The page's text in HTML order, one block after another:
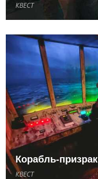
КВЕСТ
Корабль-призрак
КВЕСТ